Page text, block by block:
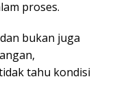
proses.
bukan juga
tahu kondisi